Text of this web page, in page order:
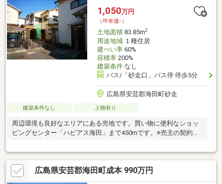
1,050万円
（坪単価:-）
土地面積83.85m2
用途地域１種住居
建ぺい率60%
容積率200%
建築条件なし
バス/「砂走口」バス停 停歩5分
広島県安芸郡海田町砂走
建築条件なし 上物有り
周辺環境も良好なエリアにある売地です。買い物に便利なショッ
ピングセンター「ハピアス海田」まで450mです。※売主の契約不
適合責任免責・設備保証免責＊ … * … ＊ … * …＊ … * … ＊ … * …＊ …
* … ＊お客様のライフスタイルにあった住空間をワンストップで
ご提供しています。住まいに関することは、オールハウスにご相
談ください！物件詳細、見学・資金計画・銀行ローンシミュレー
ション等、フリーダイヤル「0120-188-068」までお気軽にお問合
広島県安芸郡海田町成本 990万円